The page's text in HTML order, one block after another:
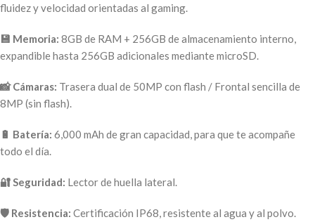
fluidez y velocidad orientadas al gaming.
💾 Memoria: 8GB de RAM + 256GB de almacenamiento interno,
expandible hasta 256GB adicionales mediante microSD.
📸 Cámaras: Trasera dual de 50MP con flash / Frontal sencilla de
8MP (sin flash).
🔋 Batería: 6,000 mAh de gran capacidad, para que te acompañe
todo el día.
🔐 Seguridad: Lector de huella lateral.
🛡️ Resistencia: Certificación IP68, resistente al agua y al polvo.